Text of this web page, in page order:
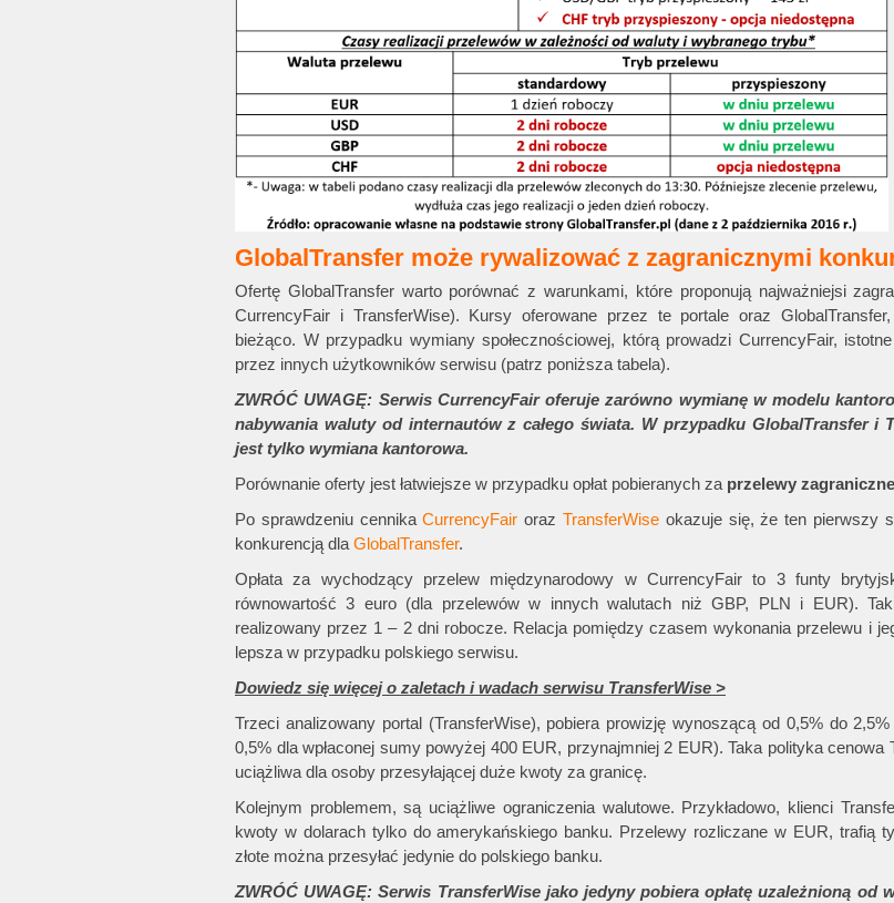
GlobalTransfer może rywalizować z zagranicznymi
Ofertę GlobalTransfer warto porównać z warunkami, które proponują najważniejsi
CurrencyFair i TransferWise). Kursy oferowane przez te portale oraz
bieżąco. W przypadku wymiany społecznościowej, którą prowadzi CurrencyFair,
przez innych użytkowników serwisu (patrz poniższa tabela).
ZWRÓĆ UWAGĘ: Serwis CurrencyFair oferuje zarówno wymianę w modelu
nabywania waluty od internautów z całego świata. W przypadku GlobalTransfer i
jest tylko wymiana kantorowa.
Porównanie oferty jest łatwiejsze w przypadku opłat pobieranych za przelewy zagraniczne
Po sprawdzeniu cennikaCurrencyFair oraz TransferWiseokazuje się, że ten pierwszy
konkurencją dlaGlobalTransfer.
Opłata za wychodzący przelew międzynarodowy w CurrencyFair to 3 funty
równowartość 3 euro (dla przelewów w innych walutach niż GBP, PLN i EUR).
realizowany przez 1 – 2 dni robocze. Relacja pomiędzy czasem wykonania przelewu i
lepsza w przypadku polskiego serwisu.
Dowiedz się więcej o zaletach i wadach serwisu TransferWise >
Trzeci analizowany portal (TransferWise), pobiera prowizję wynoszącą od 0,5% do
0,5% dla wpłaconej sumy powyżej 400 EUR, przynajmniej 2 EUR). Taka polityka cenowa
uciążliwa dla osoby przesyłającej duże kwoty za granicę.
Kolejnym problemem, są uciążliwe ograniczenia walutowe. Przykładowo, klienci
kwoty w dolarach tylko do amerykańskiego banku. Przelewy rozliczane w EUR, trafią
złote można przesyłać jedynie do polskiego banku.
ZWRÓĆ UWAGĘ: Serwis TransferWise jako jedyny pobiera opłatę uzależnioną od